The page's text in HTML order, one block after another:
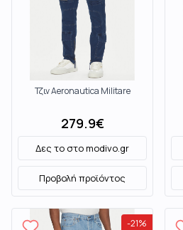
Τζιν Aeronautica Militare
279.9€
Δες το στοmodivo.gr
Προβολή προϊόντος
-21%